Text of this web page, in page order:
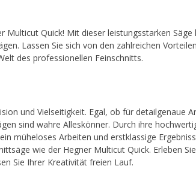
Multicut Quick! Mit dieser leistungsstarken Säge
Lassen Sie sich von den zahlreichen
des professionellen Feinschnitts.
und Vielseitigkeit. Egal, ob für detailgenaue
sind wahre Alleskönner. Durch ihre
müheloses Arbeiten und erstklassige
wie der Hegner Multicut Quick. Erleben
Sie Ihrer Kreativität freien Lauf.